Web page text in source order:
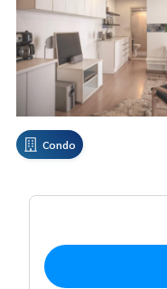
Condo